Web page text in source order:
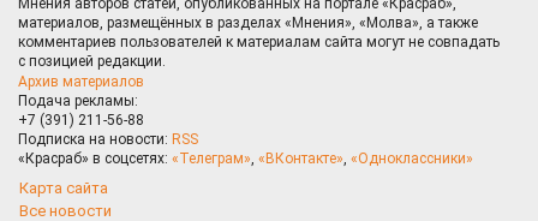
Мнения авторов статей, опубликованных на портале «Красраб»,
материалов, размещённых в разделах «Мнения», «Молва», а также
комментариев пользователей к материалам сайта могут не совпадать
с позицией редакции.
Архив материалов
Подача рекламы:
+7 (391) 211-56-88
Подписка на новости: RSS
«Красраб» в соцсетях: «Телеграм», «ВКонтакте», «Одноклассники»
Карта сайта
Все новости